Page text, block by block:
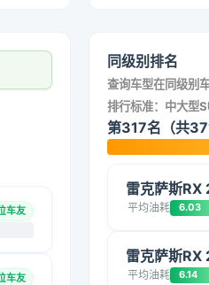
车友
车友
同级别排名
查询车型在同级别
排行标准：中大型
第317名（共
雷克萨斯
平均油耗 6.03
雷克萨斯
平均油耗 6.14